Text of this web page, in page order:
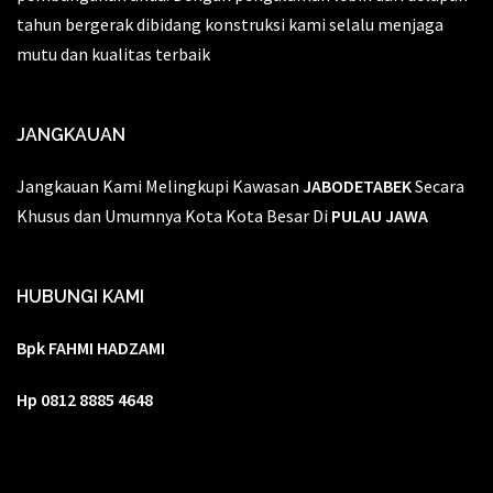
tahun bergerak dibidang konstruksi kami selalu menjaga
mutu dan kualitas terbaik
JANGKAUAN
Jangkauan Kami Melingkupi Kawasan JABODETABEKSecara
Khusus dan Umumnya Kota Kota Besar Di PULAU JAWA
HUBUNGI KAMI
Bpk FAHMI HADZAMI
Hp 0812 8885 4648